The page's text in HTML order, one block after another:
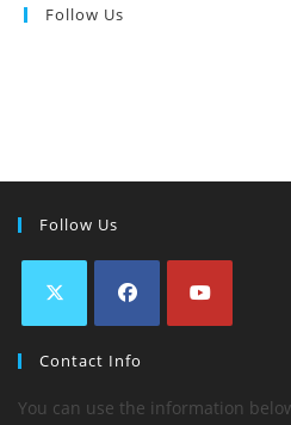
Follow Us
Follow Us
Contact Info
You can use the information